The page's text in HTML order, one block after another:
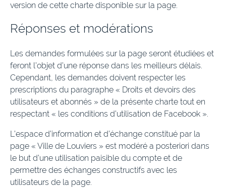
version de cette charte disponible sur la page.
Réponses et modérations
Les demandes formulées sur la page seront étudiées et
feront l’objet d’une réponse dans les meilleurs délais.
Cependant, les demandes doivent respecter les
prescriptions du paragraphe « Droits et devoirs des
utilisateurs et abonnés » de la présente charte tout en
respectant « les conditions d’utilisation de Facebook ».
L’espace d’information et d’échange constitué par la
page « Ville de Louviers » est modéré a posteriori dans
le but d’une utilisation paisible du compte et de
permettre des échanges constructifs avec les
utilisateurs de la page.